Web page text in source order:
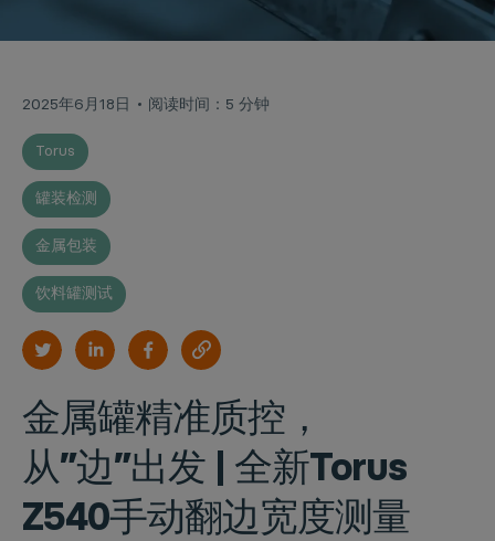
2025年6月18日 阅读时间：5 分钟
Torus
罐装检测
金属包装
饮料罐测试
金属罐精准质控，
从”边”出发 | 全新Torus
Z540手动翻边宽度测量